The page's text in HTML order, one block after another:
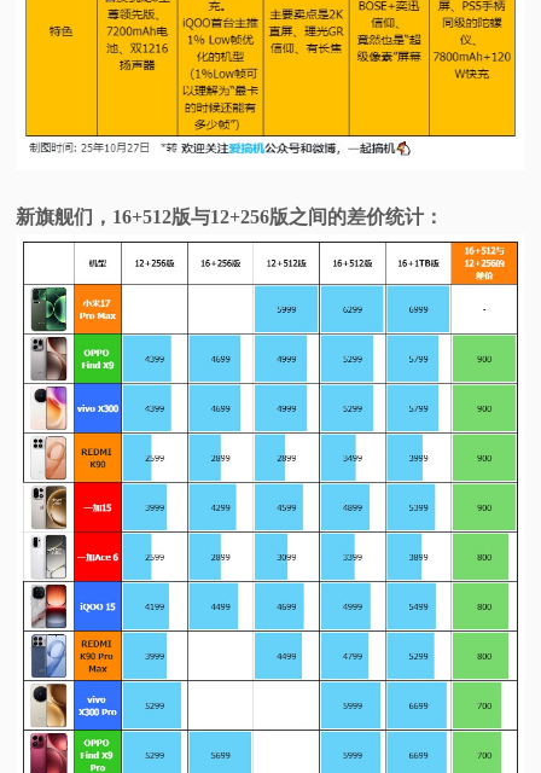
新旗舰们，16+512版与12+256版之间的差价统计：